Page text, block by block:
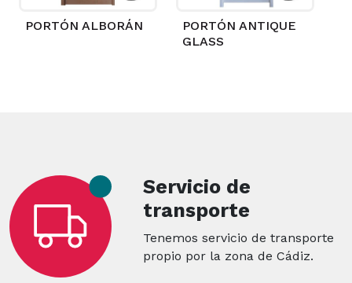
PORTÓN ALBORÁN
PORTÓN ANTIQUE
GLASS
Servicio de
transporte
Tenemos servicio de transporte
propio por la zona de Cádiz.